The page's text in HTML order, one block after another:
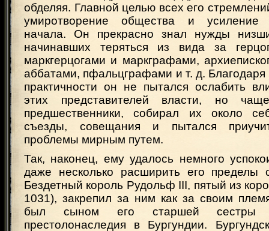
обделяя. Главной целью всех его
умиротворение общества и усиление
начала. Он прекрасно знал нужды
начинавших теряться из вида за
маркгерцогами и маркграфами,
аббатами, пфальцграфами и т. д. Благодаря
практичности он не пытался ослабить
этих представителей власти, но
предшественники, собирал их около
съезды, совещания и пытался
проблемы мирным путем.
Так, наконец, ему удалось немного
даже несколько расширить его пределы
Бездетный король Рудольф III, пятый из
1031), закрепил за ним как за своим
был сыном его старшей сестры
престолонаследия в Бургундии.